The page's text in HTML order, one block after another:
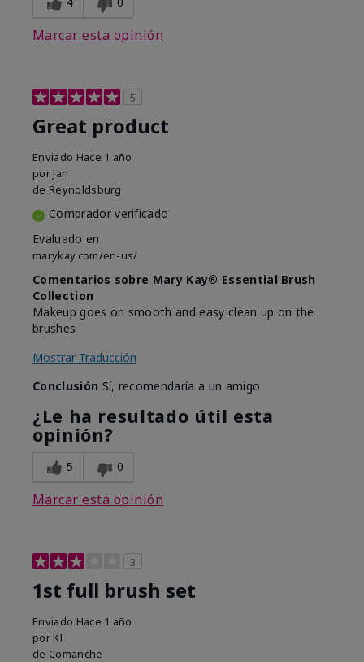
Marcar esta opinión
5
Great product
Enviado Hace 1 año
por Jan
de Reynoldsburg
Comprador verificado
Evaluado en
marykay.com/en-us/
Comentarios sobre Mary Kay® Essential Brush
Collection
Makeup goes on smooth and easy clean up on the
brushes
Mostrar Traducción
Conclusión Sí, recomendaría a un amigo
¿Le ha resultado útil esta
opinión?
5 0
Marcar esta opinión
3
1st full brush set
Enviado Hace 1 año
por Kl
de Comanche